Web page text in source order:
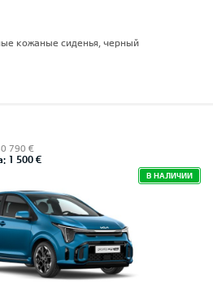
кожаные сиденья, черный
790 €
1 500 €
В НАЛИЧИИ